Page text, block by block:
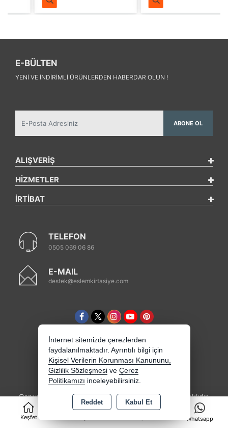
Keşfet
0
Whatsapp
E-BÜLTEN
YENI VE INDIRIMLI ÜRÜNLERDEN HABERDAR OLUN !
ABONE OL
ALIŞVERİŞ
HİZMETLER
İRTİBAT
TELEFON
0505 069 06 86
E-MAIL
destek@eslemkirtasiye.com
Copyright 2026 eslemkirtasiye.com - Tüm hakları saklıdır.
Kredi kartı bilgileriniz 256bit SSL sertifikası ile
korunmaktadır.
İnternet sitemizde çerezlerden
faydalanılmaktadır. Ayrıntılı bilgi için
Kişisel Verilerin Korunması Kanununu,
Gizlilik Sözleşmesi ve Çerez
Politikamızı inceleyebilirsiniz.
Reddet Kabul Et